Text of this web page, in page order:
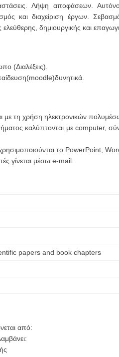
Λήψη αποφάσεων.
και διαχείριση έργων.
δημιουργικής και
(Διαλέξεις).
με τη χρήση ηλεκτρονικών
καλύπτονται με computer,
το PowerPoint,
γίνεται μέσω e-mail.
papers and book chapters
από: